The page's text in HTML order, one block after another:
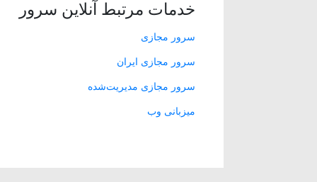
خدمات مرتبط آنلاین سرور
سرور مجازی
سرور مجازی ایران
سرور مجازی مدیریت‌شده
میزبانی وب